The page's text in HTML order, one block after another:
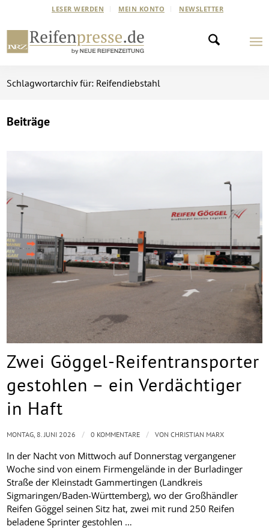
LESER WERDEN MEIN KONTO NEWSLETTER
Schlagwortarchiv für: Reifendiebstahl
Beiträge
Zwei Göggel-Reifentransporter
gestohlen – ein Verdächtiger
in Haft
In der Nacht von Mittwoch auf Donnerstag vergangener
Woche sind von einem Firmengelände in der Burladinger
Straße der Kleinstadt Gammertingen (Landkreis
Sigmaringen/Baden-Württemberg), wo der Großhändler
Reifen Göggel seinen Sitz hat, zwei mit rund 250 Reifen
beladene Sprinter gestohlen …
MONTAG, 8. JUNI 2026 / 0 KOMMENTARE / VONCHRISTIAN MARX